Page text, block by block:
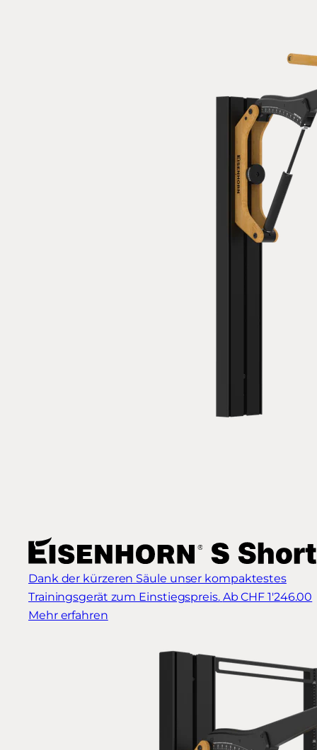
Dank der kürzeren Säule unser kompaktestes
Trainingsgerät zum Einstiegspreis. Ab CHF 1'246.00
Mehr erfahren